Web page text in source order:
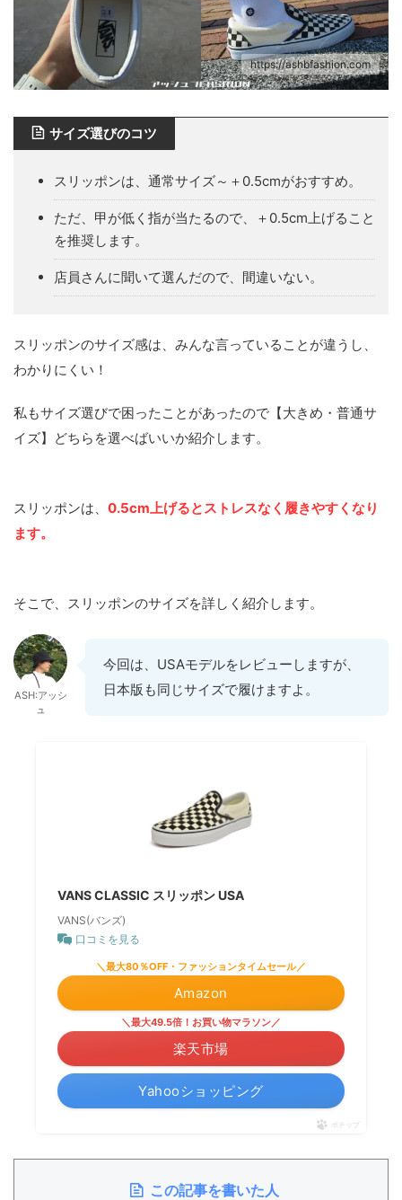
https://ashbfashion.com
サイズ選びのコツ
スリッポンは、通常サイズ～＋0.5cmがおすすめ。
ただ、甲が低く指が当たるので、＋0.5cm上げること
を推奨します。
店員さんに聞いて選んだので、間違いない。
スリッポンのサイズ感は、みんな言っていることが違うし、
わかりにくい！
私もサイズ選びで困ったことがあったので【大きめ・普通サ
イズ】どちらを選べばいいか紹介します。
スリッポンは、 0.5cm上げるとストレスなく履きやすくなり
ます。
そこで、スリッポンのサイズを詳しく紹介します。
ASH:アッシ
ュ
今回は、USAモデルをレビューしますが、
日本版も同じサイズで履けますよ。
VANS CLASSIC スリッポン USA
VANS(バンズ)
口コミを見る
＼最大80％OFF・ファッションタイムセール／
Amazon
＼最大49.5倍！お買い物マラソン／
楽天市場
Yahooショッピング
ポチップ
この記事を書いた人